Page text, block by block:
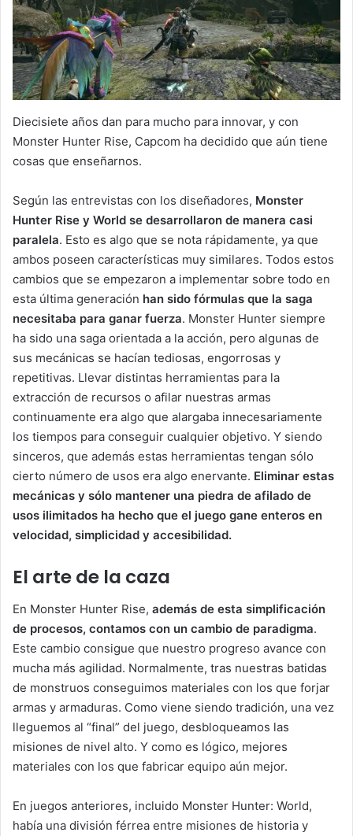
Diecisiete años dan para mucho para innovar, y con
Monster Hunter Rise, Capcom ha decidido que aún tiene
cosas que enseñarnos.
Según las entrevistas con los diseñadores, Monster
Hunter Rise y World se desarrollaron de manera casi
paralela. Esto es algo que se nota rápidamente, ya que
ambos poseen características muy similares. Todos estos
cambios que se empezaron a implementar sobre todo en
esta última generación han sido fórmulas que la saga
necesitaba para ganar fuerza. Monster Hunter siempre
ha sido una saga orientada a la acción, pero algunas de
sus mecánicas se hacían tediosas, engorrosas y
repetitivas. Llevar distintas herramientas para la
extracción de recursos o afilar nuestras armas
continuamente era algo que alargaba innecesariamente
los tiempos para conseguir cualquier objetivo. Y siendo
sinceros, que además estas herramientas tengan sólo
cierto número de usos era algo enervante. Eliminar estas
mecánicas y sólo mantener una piedra de afilado de
usos ilimitados ha hecho que el juego gane enteros en
velocidad, simplicidad y accesibilidad.
El arte de la caza
En Monster Hunter Rise, además de esta simplificación
de procesos, contamos con un cambio de paradigma.
Este cambio consigue que nuestro progreso avance con
mucha más agilidad. Normalmente, tras nuestras batidas
de monstruos conseguimos materiales con los que forjar
armas y armaduras. Como viene siendo tradición, una vez
lleguemos al “final” del juego, desbloqueamos las
misiones de nivel alto. Y como es lógico, mejores
materiales con los que fabricar equipo aún mejor.
En juegos anteriores, incluido Monster Hunter: World,
había una división férrea entre misiones de historia y